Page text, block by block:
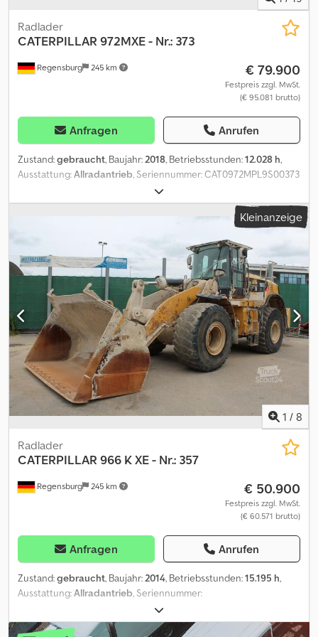
Regensburg 245 km
Radlader
CATERPILLAR 972MXE - Nr.: 373
€ 79.900
Festpreis zzgl. MwSt.
(€ 95.081 brutto)
Anfragen Anrufen
Zustand:gebraucht, Baujahr: 2018, Betriebsstunden:12.028 h,
Ausstattung:Allradantrieb , Seriennummer: CAT0972MPL9S00373
Baujahr: 2018 - Betriebsstunden: 12.028 h Klimaautomatik
Standheizung Radio-CD/USB Bluetooth Waage mit Drucker -
LOADRITE Schaufel Lehnhoff - Schnittbreite 2.994 mm =
vorne 60 mm - hinten 65 mm Credpozrq Eljfx Akkjf Änderungen,
Zwischenverkauf und Irrtümer sind ausdrücklich vorbehalten. Die
Beschreibung dient der allgemeinen Identifizierung des
Fahrzeuges und stellt keine Gewährleistung im kaufrechtlichen
Sinne dar. Ausschlaggebend ist die Beschreibung gemäß
Kaufvertrag. Unser Angebot ist generell ohne neue TÜV-
Abnahme. Falls neue TÜV-Abnahme erwünscht, unterbreiten wir
Ihnen gerne ein Angebot unserer Partnerwerkstätten! Fahrzeug
kann mit Werbung beklebt und/oder beschriftet sein. Es gelten
unsere allgemeinen Liefer- und Zahlungsbedingungen.
Kleinanzeige
1 / 8
Regensburg 245 km
Radlader
CATERPILLAR 966 K XE - Nr.: 357
€ 50.900
Festpreis zzgl. MwSt.
(€ 60.571 brutto)
Anfragen Anrufen
Zustand:gebraucht, Baujahr:2014, Betriebsstunden:15.195 h,
Ausstattung:Allradantrieb, Seriennummer:
CAT0966KKNGX00357 Baujahr: 2014 - Betriebsstunden: 15.195 h
Klimaautomatik Gewicht: 24.000 kg Credpfx Ajzrq Efjkkef Radio-